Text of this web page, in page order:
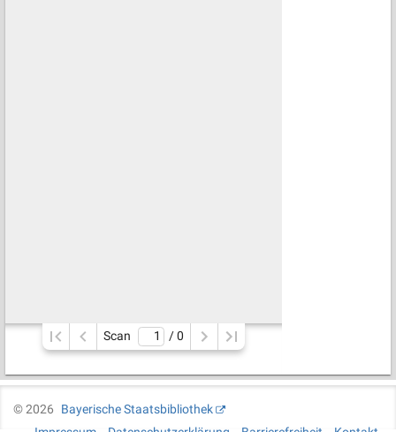
Scan / 0
©2026
Bayerische Staatsbibliothek